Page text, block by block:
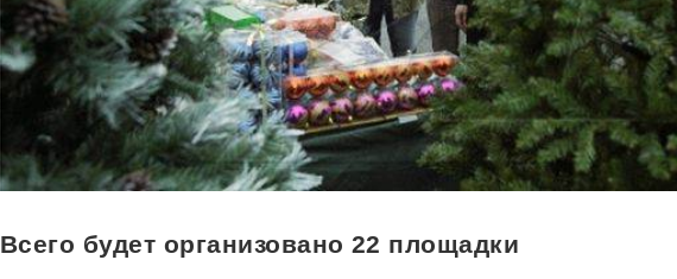
Всего будет организовано 22 площадки